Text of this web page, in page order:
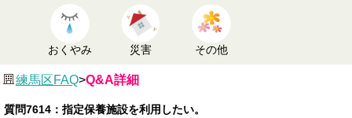
おくやみ 災害 その他
練馬区FAQ>Q&A詳細
質問7614：指定保養施設を利用したい。